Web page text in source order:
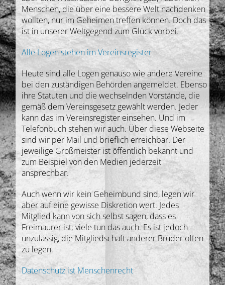
Menschen, die über eine bessere Welt nachdenken
wollten, nur im Geheimen treffen können. Doch das
ist in unserer Weltgegend zum Glück vorbei.
Alle Logen stehen im Vereinsregister
Heute sind alle Logen genauso wie andere Vereine
bei den zuständigen Behörden angemeldet. Ebenso
ihre Statuten und die wechselnden Vorstände, die
gemäß dem Vereinsgesetz gewählt werden. Jeder
kann das im Vereinsregister einsehen. Und im
Telefonbuch stehen wir auch. Über diese Webseite
sind wir per Mail und brieflich erreichbar. Der
jeweilige Großmeister ist öffentlich bekannt und
zum Beispiel von den Medien jederzeit
ansprechbar.
Auch wenn wir kein Geheimbund sind, legen wir
aber auf eine gewisse Diskretion wert. Jedes
Mitglied kann von sich selbst sagen, dass es
Freimaurer ist; viele tun das auch. Es ist jedoch
unzulässig, die Mitgliedschaft anderer Brüder offen
zu legen.
Datenschutz ist Menschenrecht